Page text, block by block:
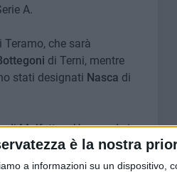
è la nostra
a informazioni su un dispositivo,
A.
Teramo, che sarà
di Terni, mentre
stati designati Nasca di
di Molfetta: «Un grande in
se a sostenerlo ci sarà